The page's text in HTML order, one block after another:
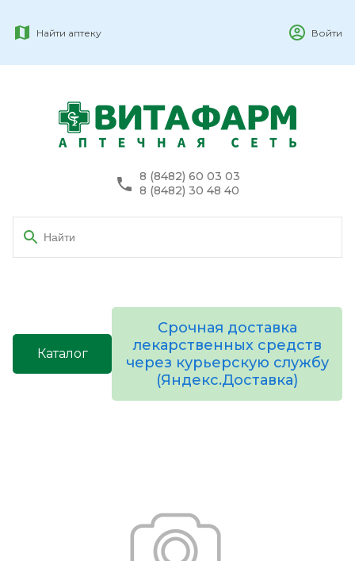
Найти аптеку Войти
8 (8482) 60 03 03
8 (8482) 30 48 40
Каталог
Срочная доставка
лекарственных средств
через курьерскую службу
(Яндекс.Доставка)